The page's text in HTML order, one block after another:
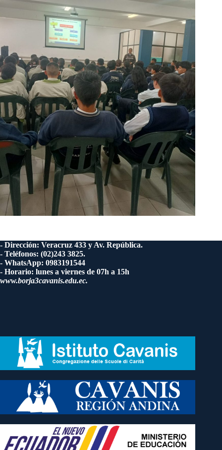
- Dirección: Veracruz 433 y Av. República.
- Teléfonos: (02)243 3825.
- WhatsApp: 0983191544
- Horario: lunes a viernes de 07h a 15h
www.borja3cavanis.edu.ec.